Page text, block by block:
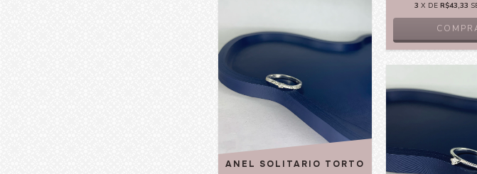
3 X DER$43,33
ANEL SOLITARIO TORTO